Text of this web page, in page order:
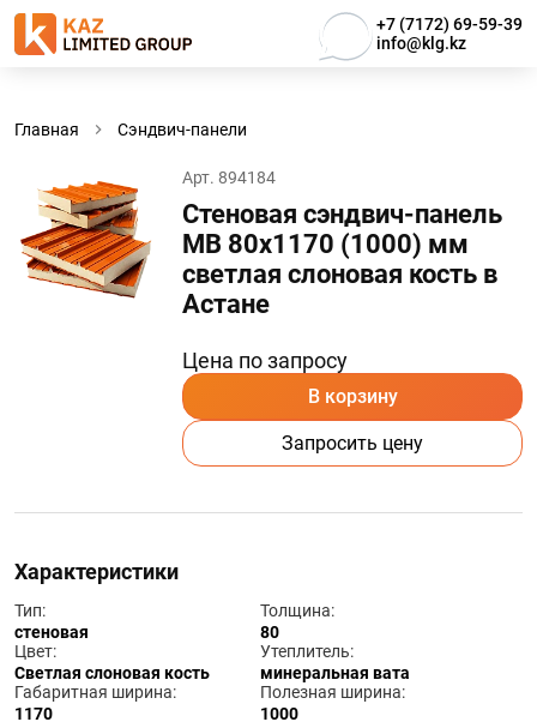
+7 (7172) 69-59-39
info@klg.kz
Главная Сэндвич-панели
Арт. 894184
Стеновая сэндвич-панель
МВ 80х1170 (1000) мм
светлая слоновая кость в
Астанe
Цена по запросу
В корзину
Запросить цену
Характеристики
Тип:
стеновая
Толщина:
80
Цвет:
Светлая слоновая кость
Утеплитель:
минеральная вата
Габаритная ширина:
1170
Полезная ширина:
1000